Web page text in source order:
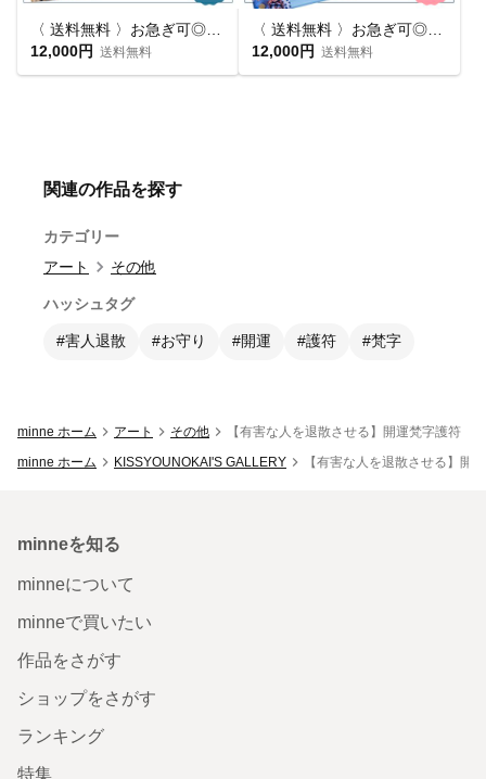
12,000円 送料無料
12,000円 送料無料
関連の作品を探す
カテゴリー
アート
その他
ハッシュタグ
#害人退散 #お守り #開運 #護符 #梵字
minne ホーム アート その他
【有害な人を退散させる】開運梵字護符
minne ホーム
KISSYOUNOKAI'S GALLERY 【有害な人を退散させる】開
minneを知る
minneについて
minneで買いたい
作品をさがす
ショップをさがす
ランキング
特集